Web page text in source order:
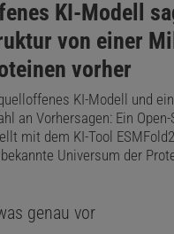
© MANFRED WERNER /CLAUDIA
Claudia Garád |
der aktiven
Konferenzen für
ist sie außerdem
Wir müssen
KI-Modell
von einer
vorher
KI-Modell und
an Vorhersagen: Ein
mit dem KI-Tool
Universum der
genau vor